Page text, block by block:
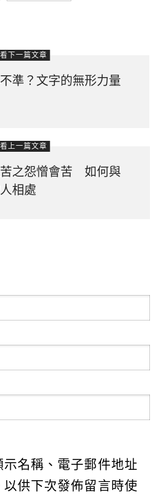
看下一篇文章
準？文字的無形力量
看上一篇文章
之怨憎會苦 如何與
相處
示名稱、電子郵件地址
供下次發佈留言時使